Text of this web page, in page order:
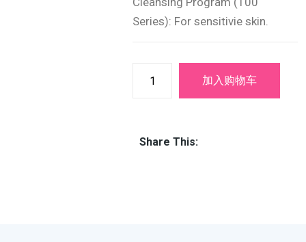
Series): For sensitivie skin.
加入购物车
Share This: